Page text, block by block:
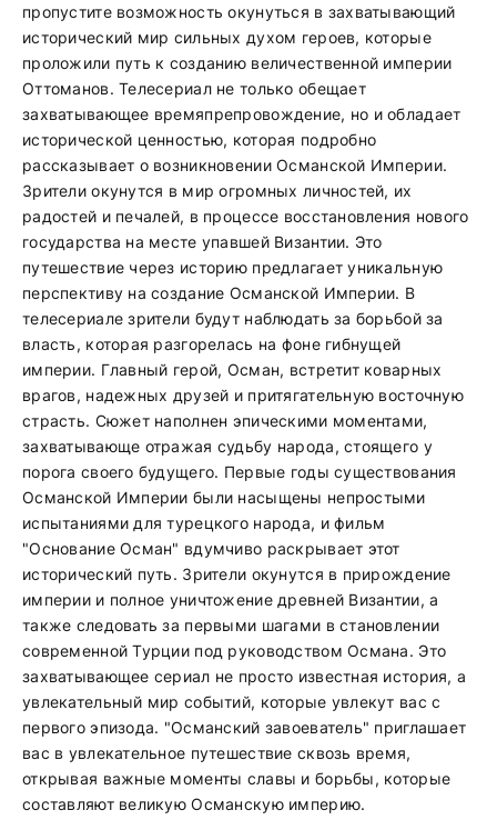
пропустите возможность окунуться в захватывающий
исторический мир сильных духом героев, которые
проложили путь к созданию величественной империи
Оттоманов. Телесериал не только обещает
захватывающее времяпрепровождение, но и обладает
исторической ценностью, которая подробно
рассказывает о возникновении Османской Империи.
Зрители окунутся в мир огромных личностей, их
радостей и печалей, в процессе восстановления нового
государства на месте упавшей Византии. Это
путешествие через историю предлагает уникальную
перспективу на создание Османской Империи. В
телесериале зрители будут наблюдать за борьбой за
власть, которая разгорелась на фоне гибнущей
империи. Главный герой, Осман, встретит коварных
врагов, надежных друзей и притягательную восточную
страсть. Сюжет наполнен эпическими моментами,
захватывающе отражая судьбу народа, стоящего у
порога своего будущего. Первые годы существования
Османской Империи были насыщены непростыми
испытаниями для турецкого народа, и фильм
"Основание Осман" вдумчиво раскрывает этот
исторический путь. Зрители окунутся в прирождение
империи и полное уничтожение древней Византии, а
также следовать за первыми шагами в становлении
современной Турции под руководством Османа. Это
захватывающее сериал не просто известная история, а
увлекательный мир событий, которые увлекут вас с
первого эпизода. "Османский завоеватель" приглашает
вас в увлекательное путешествие сквозь время,
открывая важные моменты славы и борьбы, которые
составляют великую Османскую империю.